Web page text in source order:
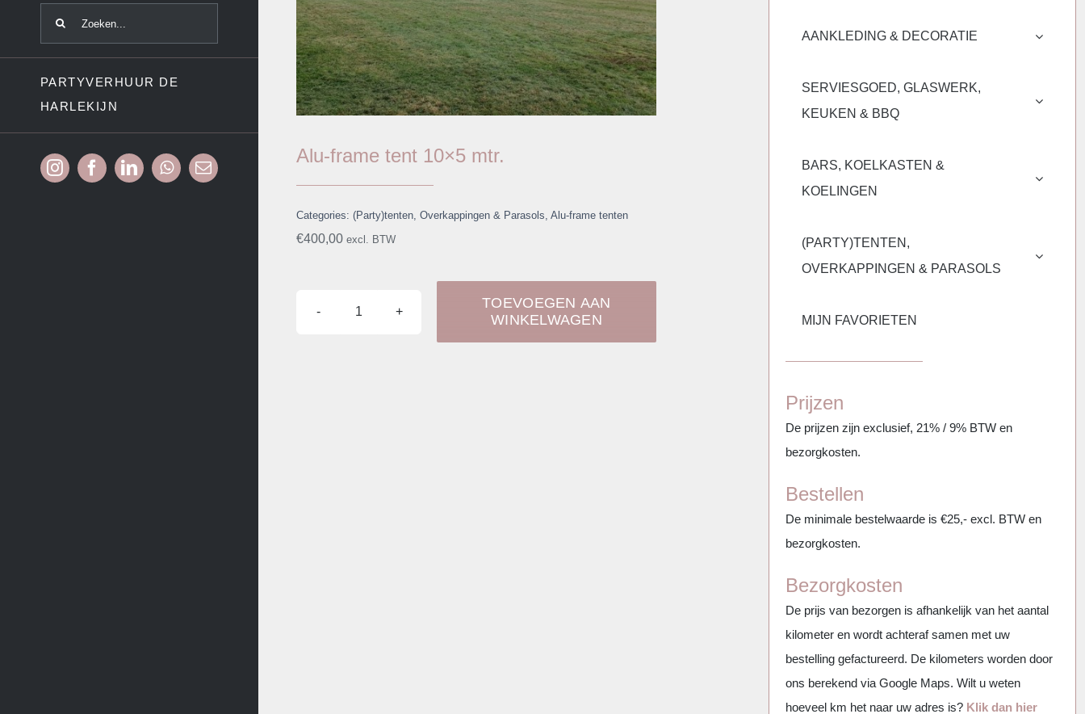
PARTYVERHUUR DE
HARLEKIJN
Alu-frame tent 10×5 mtr.
Categories: (Party)tenten, Overkappingen & Parasols, Alu-frame tenten
€400,00 excl. BTW
TOEVOEGEN AAN
WINKELWAGEN
AANKLEDING & DECORATIE
SERVIESGOED, GLASWERK,
KEUKEN & BBQ
BARS, KOELKASTEN &
KOELINGEN
(PARTY)TENTEN,
OVERKAPPINGEN & PARASOLS
MIJN FAVORIETEN
Prijzen
De prijzen zijn exclusief, 21% / 9% BTW en
bezorgkosten.
Bestellen
De minimale bestelwaarde is €25,- excl. BTW en
bezorgkosten.
Bezorgkosten
De prijs van bezorgen is afhankelijk van het aantal
kilometer en wordt achteraf samen met uw
bestelling gefactureerd. De kilometers worden door
ons berekend via Google Maps. Wilt u weten
hoeveel km het naar uw adres is? Klik dan hier